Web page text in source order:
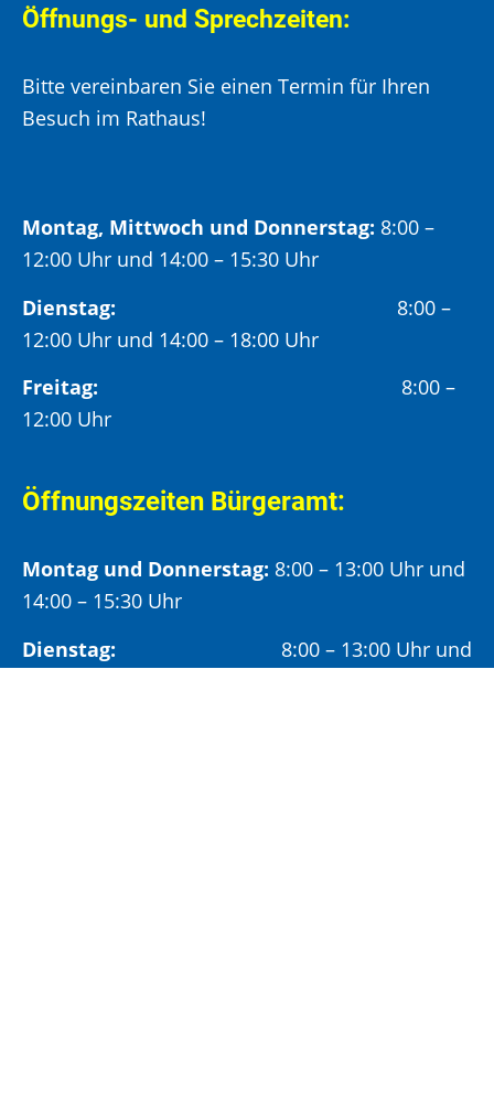
Öffnungs- und Sprechzeiten:
Bitte vereinbaren Sie einen Termin für Ihren
Besuch im Rathaus!
Montag, Mittwoch und Donnerstag: 8:00 –
12:00 Uhr und 14:00 – 15:30 Uhr
Dienstag: 8:00 –
12:00 Uhr und 14:00 – 18:00 Uhr
Freitag:
8:00 –
12:00 Uhr
Öffnungszeiten Bürgeramt:
Montag und Donnerstag: 8:00 – 13:00 Uhr und
14:00 – 15:30 Uhr
Dienstag: 8:00 – 13:00 Uhr und